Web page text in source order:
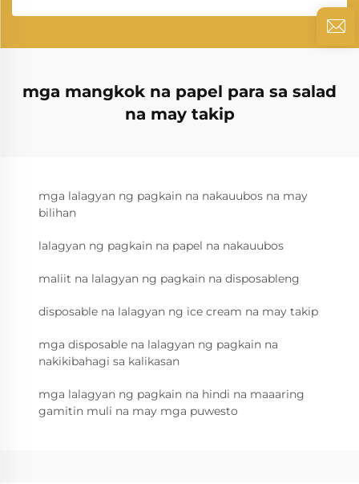
mga mangkok na papel para sa salad
na may takip
mga lalagyan ng pagkain na nakauubos na may
bilihan
lalagyan ng pagkain na papel na nakauubos
maliit na lalagyan ng pagkain na disposableng
disposable na lalagyan ng ice cream na may takip
mga disposable na lalagyan ng pagkain na
nakikibahagi sa kalikasan
mga lalagyan ng pagkain na hindi na maaaring
gamitin muli na may mga puwesto